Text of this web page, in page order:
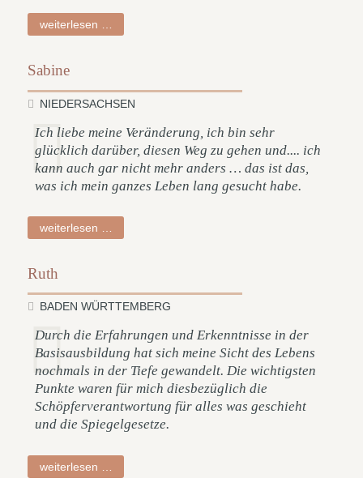
weiterlesen …
Sabine
NIEDERSACHSEN
Ich liebe meine Veränderung, ich bin sehr
glücklich darüber, diesen Weg zu gehen und.... ich
kann auch gar nicht mehr anders … das ist das,
was ich mein ganzes Leben lang gesucht habe.
weiterlesen …
Ruth
BADEN WÜRTTEMBERG
Durch die Erfahrungen und Erkenntnisse in der
Basisausbildung hat sich meine Sicht des Lebens
nochmals in der Tiefe gewandelt. Die wichtigsten
Punkte waren für mich diesbezüglich die
Schöpferverantwortung für alles was geschieht
und die Spiegelgesetze.
weiterlesen …